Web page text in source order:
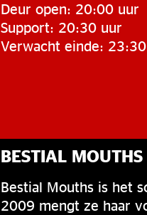
Deur open: 20:00 uur
Support: 20:30 uur
Verwacht einde:
BESTIAL MOUTHS
Bestial Mouths is het
2009 mengt ze haar